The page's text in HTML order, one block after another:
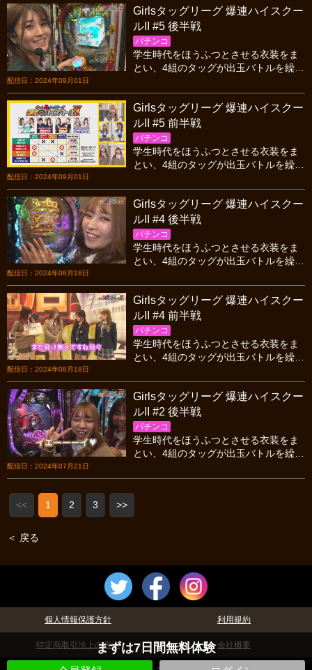
まずは7日間無料体験
ちらのタッグか!?
配信日：2024年09月01日
Girlsタッグリーグ 爆連ハイスクー
ルII #5 後半戦
パチンコ
学生時代をほうふつとさせる衣装をま
とい、4組のタッグが出玉バトルを繰り
こで初勝利を掴めるか…!?
配信日：2024年09月01日
Girlsタッグリーグ 爆連ハイスクー
ルII #5 前半戦
パチンコ
学生時代をほうふつとさせる衣装をま
とい、4組のタッグが出玉バトルを繰り
こで初勝利を掴めるか…!?
配信日：2024年08月18日
Girlsタッグリーグ 爆連ハイスクー
ルII #4 後半戦
パチンコ
学生時代をほうふつとさせる衣装をま
とい、4組のタッグが出玉バトルを繰り
更新しまくる大爆連を記録!!
配信日：2024年08月18日
Girlsタッグリーグ 爆連ハイスクー
ルII #4 前半戦
パチンコ
学生時代をほうふつとさせる衣装をま
とい、4組のタッグが出玉バトルを繰り
更新しまくる大爆連を記録!!
配信日：2024年07月21日
Girlsタッグリーグ 爆連ハイスクー
ルII #2 後半戦
パチンコ
学生時代をほうふつとさせる衣装をま
とい、4組のタッグが出玉バトルを繰り
ンバーのなか、大とんでん返しが起こ
る…!?
<<
1 2 3 >>
＜ 戻る
個人情報保護方針 利用規約
特定商取引法上の表示 会社概要